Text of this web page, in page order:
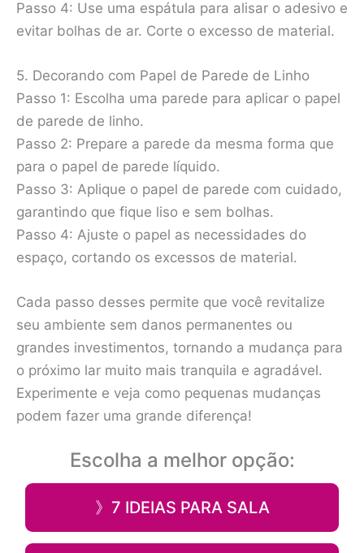
Passo 4: Use uma espátula para alisar o adesivo e
evitar bolhas de ar. Corte o excesso de material.
5. Decorando com Papel de Parede de Linho
Passo 1: Escolha uma parede para aplicar o papel
de parede de linho.
Passo 2: Prepare a parede da mesma forma que
para o papel de parede líquido.
Passo 3: Aplique o papel de parede com cuidado,
garantindo que fique liso e sem bolhas.
Passo 4: Ajuste o papel as necessidades do
espaço, cortando os excessos de material.
Cada passo desses permite que você revitalize
seu ambiente sem danos permanentes ou
grandes investimentos, tornando a mudança para
o próximo lar muito mais tranquila e agradável.
Experimente e veja como pequenas mudanças
podem fazer uma grande diferença!
Escolha a melhor opção:
》7 IDEIAS PARA SALA